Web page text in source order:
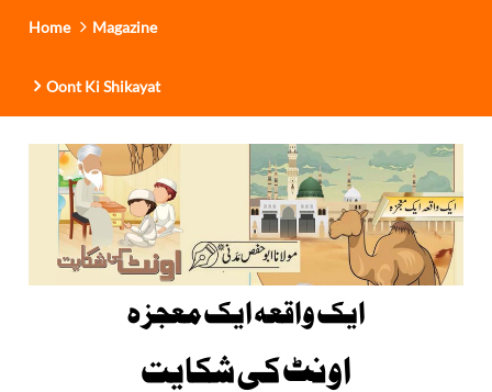
Home Magazine
Oont Ki Shikayat
ایک واقعہ ایک معجزہ
اونٹ کی شکایت